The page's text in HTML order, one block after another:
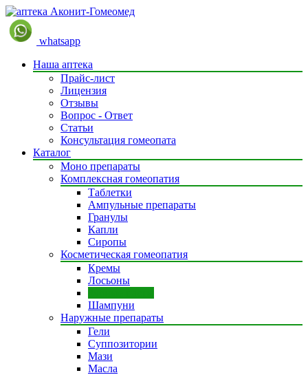
whatsapp
Наша аптека
Прайс-лист
Лицензия
Отзывы
Вопрос - Ответ
Статьи
Консультация гомеопата
Каталог
Моно препараты
Комплексная гомеопатия
Таблетки
Ампульные препараты
Гранулы
Капли
Сиропы
Косметическая гомеопатия
Кремы
Лосьоны
Шампуни
Наружные препараты
Гели
Суппозитории
Мази
Масла